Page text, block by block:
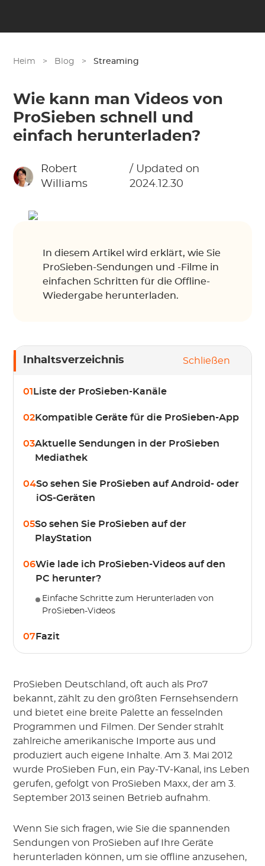
Heim > Blog > Streaming
Wie kann man Videos von
ProSieben schnell und
einfach herunterladen?
Robert
Williams
/ Updated on
2024.12.30
In diesem Artikel wird erklärt, wie Sie
ProSieben-Sendungen und -Filme in
einfachen Schritten für die Offline-
Wiedergabe herunterladen.
Inhaltsverzeichnis Schließen
01 Liste der ProSieben-Kanäle
02Kompatible Geräte für die ProSieben-App
03Aktuelle Sendungen in der ProSieben
Mediathek
04So sehen Sie ProSieben auf Android- oder
iOS-Geräten
05So sehen Sie ProSieben auf der
PlayStation
06Wie lade ich ProSieben-Videos auf den
PC herunter?
Einfache Schritte zum Herunterladen von
ProSieben-Videos
07Fazit
ProSieben Deutschland, oft auch als Pro7
bekannt, zählt zu den größten Fernsehsendern
und bietet eine breite Palette an fesselnden
Programmen und Filmen. Der Sender strahlt
zahlreiche amerikanische Importe aus und
produziert auch eigene Inhalte. Am 3. Mai 2012
wurde ProSieben Fun, ein Pay-TV-Kanal, ins Leben
gerufen, gefolgt von ProSieben Maxx, der am 3.
September 2013 seinen Betrieb aufnahm.
Wenn Sie sich fragen, wie Sie die spannenden
Sendungen von ProSieben auf Ihre Geräte
herunterladen können, um sie offline anzusehen,